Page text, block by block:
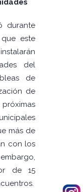
durante
este
del
de
de
más de
con los
de 15